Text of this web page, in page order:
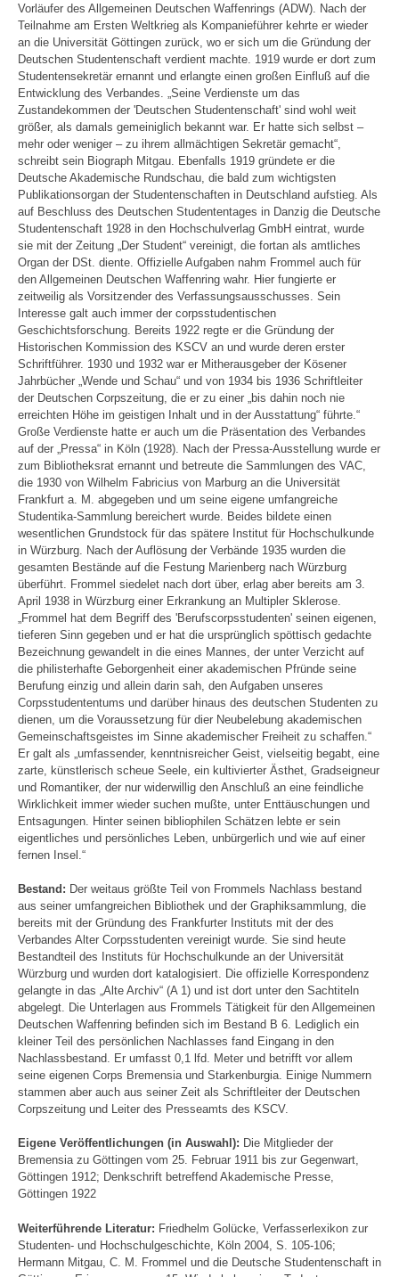
Vorläufer des Allgemeinen Deutschen Waffenrings (ADW). Nach der
Teilnahme am Ersten Weltkrieg als Kompanieführer kehrte er wieder
an die Universität Göttingen zurück, wo er sich um die Gründung der
Deutschen Studentenschaft verdient machte. 1919 wurde er dort zum
Studentensekretär ernannt und erlangte einen großen Einfluß auf die
Entwicklung des Verbandes. „Seine Verdienste um das
Zustandekommen der 'Deutschen Studentenschaft' sind wohl weit
größer, als damals gemeiniglich bekannt war. Er hatte sich selbst –
mehr oder weniger – zu ihrem allmächtigen Sekretär gemacht“,
schreibt sein Biograph Mitgau. Ebenfalls 1919 gründete er die
Deutsche Akademische Rundschau, die bald zum wichtigsten
Publikationsorgan der Studentenschaften in Deutschland aufstieg. Als
auf Beschluss des Deutschen Studententages in Danzig die Deutsche
Studentenschaft 1928 in den Hochschulverlag GmbH eintrat, wurde
sie mit der Zeitung „Der Student“ vereinigt, die fortan als amtliches
Organ der DSt. diente. Offizielle Aufgaben nahm Frommel auch für
den Allgemeinen Deutschen Waffenring wahr. Hier fungierte er
zeitweilig als Vorsitzender des Verfassungsausschusses. Sein
Interesse galt auch immer der corpsstudentischen
Geschichtsforschung. Bereits 1922 regte er die Gründung der
Historischen Kommission des KSCV an und wurde deren erster
Schriftführer. 1930 und 1932 war er Mitherausgeber der Kösener
Jahrbücher „Wende und Schau“ und von 1934 bis 1936 Schriftleiter
der Deutschen Corpszeitung, die er zu einer „bis dahin noch nie
erreichten Höhe im geistigen Inhalt und in der Ausstattung“ führte.“
Große Verdienste hatte er auch um die Präsentation des Verbandes
auf der „Pressa“ in Köln (1928). Nach der Pressa-Ausstellung wurde er
zum Bibliotheksrat ernannt und betreute die Sammlungen des VAC,
die 1930 von Wilhelm Fabricius von Marburg an die Universität
Frankfurt a. M. abgegeben und um seine eigene umfangreiche
Studentika-Sammlung bereichert wurde. Beides bildete einen
wesentlichen Grundstock für das spätere Institut für Hochschulkunde
in Würzburg. Nach der Auflösung der Verbände 1935 wurden die
gesamten Bestände auf die Festung Marienberg nach Würzburg
überführt. Frommel siedelet nach dort über, erlag aber bereits am 3.
April 1938 in Würzburg einer Erkrankung an Multipler Sklerose.
„Frommel hat dem Begriff des 'Berufscorpsstudenten' seinen eigenen,
tieferen Sinn gegeben und er hat die ursprünglich spöttisch gedachte
Bezeichnung gewandelt in die eines Mannes, der unter Verzicht auf
die philisterhafte Geborgenheit einer akademischen Pfründe seine
Berufung einzig und allein darin sah, den Aufgaben unseres
Corpsstudententums und darüber hinaus des deutschen Studenten zu
dienen, um die Voraussetzung für dier Neubelebung akademischen
Gemeinschaftsgeistes im Sinne akademischer Freiheit zu schaffen.“
Er galt als „umfassender, kenntnisreicher Geist, vielseitig begabt, eine
zarte, künstlerisch scheue Seele, ein kultivierter Ästhet, Gradseigneur
und Romantiker, der nur widerwillig den Anschluß an eine feindliche
Wirklichkeit immer wieder suchen mußte, unter Enttäuschungen und
Entsagungen. Hinter seinen bibliophilen Schätzen lebte er sein
eigentliches und persönliches Leben, unbürgerlich und wie auf einer
fernen Insel.“
Bestand: Der weitaus größte Teil von Frommels Nachlass bestand
aus seiner umfangreichen Bibliothek und der Graphiksammlung, die
bereits mit der Gründung des Frankfurter Instituts mit der des
Verbandes Alter Corpsstudenten vereinigt wurde. Sie sind heute
Bestandteil des Instituts für Hochschulkunde an der Universität
Würzburg und wurden dort katalogisiert. Die offizielle Korrespondenz
gelangte in das „Alte Archiv“ (A 1) und ist dort unter den Sachtiteln
abgelegt. Die Unterlagen aus Frommels Tätigkeit für den Allgemeinen
Deutschen Waffenring befinden sich im Bestand B 6. Lediglich ein
kleiner Teil des persönlichen Nachlasses fand Eingang in den
Nachlassbestand. Er umfasst 0,1 lfd. Meter und betrifft vor allem
seine eigenen Corps Bremensia und Starkenburgia. Einige Nummern
stammen aber auch aus seiner Zeit als Schriftleiter der Deutschen
Corpszeitung und Leiter des Presseamts des KSCV.
Eigene Veröffentlichungen (in Auswahl): Die Mitglieder der
Bremensia zu Göttingen vom 25. Februar 1911 bis zur Gegenwart,
Göttingen 1912; Denkschrift betreffend Akademische Presse,
Göttingen 1922
Weiterführende Literatur: Friedhelm Golücke, Verfasserlexikon zur
Studenten- und Hochschulgeschichte, Köln 2004, S. 105-106;
Hermann Mitgau, C. M. Frommel und die Deutsche Studentenschaft in